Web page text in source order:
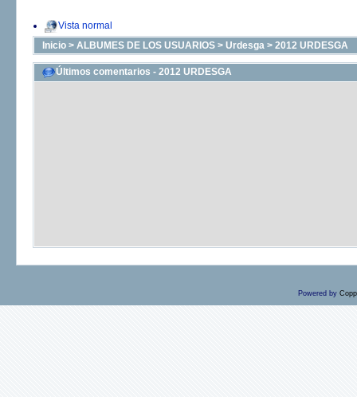
Vista normal
Inicio > ALBUMES DE LOS USUARIOS > Urdesga > 2012 URDESGA
Últimos comentarios - 2012 URDESGA
Powered by